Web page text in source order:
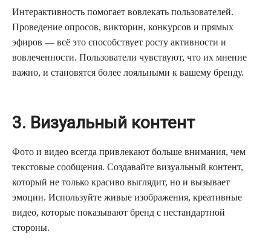
Интерактивность помогает вовлекать пользователей.
Проведение опросов, викторин, конкурсов и прямых
эфиров — всё это способствует росту активности и
вовлеченности. Пользователи чувствуют, что их мнение
важно, и становятся более лояльными к вашему бренду.
3. Визуальный контент
Фото и видео всегда привлекают больше внимания, чем
текстовые сообщения. Создавайте визуальный контент,
который не только красиво выглядит, но и вызывает
эмоции. Используйте живые изображения, креативные
видео, которые показывают бренд с нестандартной
стороны.